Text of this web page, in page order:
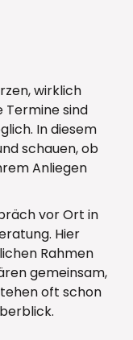
wirklich
sind
In diesem
schauen, ob
Anliegen
vor Ort in
Hier
Rahmen
gemeinsam,
oft schon